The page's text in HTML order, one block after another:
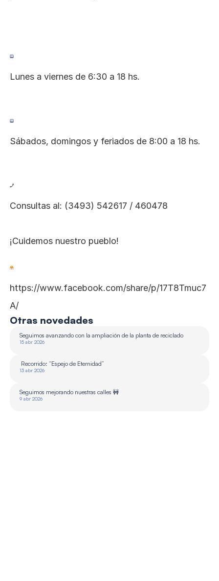
Otras novedades
Seguimos avanzando con la ampliación de la planta de reciclado
15 abr 2026
Recorrido: “Espejo de Eternidad”
13 abr 2026
Seguimos mejorando nuestras calles 🚧
9 abr 2026
Lunes a viernes de 6:30 a 18 hs.
Sábados, domingos y feriados de 8:00 a 18 hs.
Consultas al: (3493) 542617 / 460478
¡Cuidemos nuestro pueblo!
https://www.facebook.com/share/p/17T8Tmuc7
A/